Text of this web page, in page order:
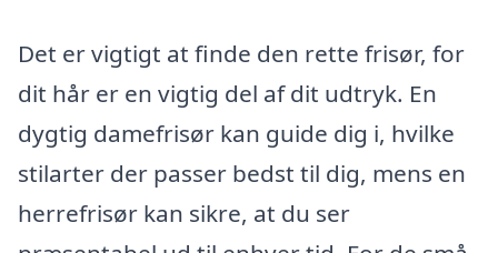
Det er vigtigt at finde den rette frisør, for
dit hår er en vigtig del af dit udtryk. En
dygtig damefrisør kan guide dig i, hvilke
stilarter der passer bedst til dig, mens en
herrefrisør kan sikre, at du ser